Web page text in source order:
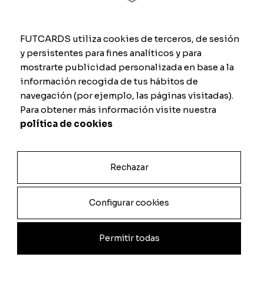
FUTCARDS utiliza cookies de terceros, de sesión
y persistentes para fines analíticos y para
mostrarte publicidad personalizada en base a la
información recogida de tus hábitos de
navegación (por ejemplo, las páginas visitadas).
Para obtener más información visite nuestra
política de cookies
Rechazar
Configurar cookies
Permitir todas